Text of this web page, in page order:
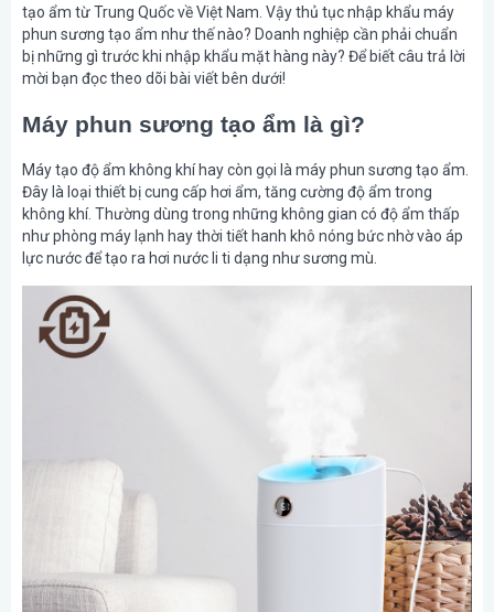
tạo ẩm từ Trung Quốc về Việt Nam. Vậy thủ tục nhập khẩu máy
phun sương tạo ẩm như thế nào? Doanh nghiệp cần phải chuẩn
bị những gì trước khi nhập khẩu mặt hàng này? Để biết câu trả lời
mời bạn đọc theo dõi bài viết bên dưới!
Máy phun sương tạo ẩm là gì?
Máy tạo độ ẩm không khí hay còn gọi là máy phun sương tạo ẩm.
Đây là loại thiết bị cung cấp hơi ẩm, tăng cường độ ẩm trong
không khí. Thường dùng trong những không gian có độ ẩm thấp
như phòng máy lạnh hay thời tiết hanh khô nóng bức nhờ vào áp
lực nước để tạo ra hơi nước li ti dạng như sương mù.